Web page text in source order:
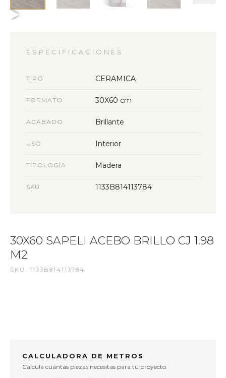
ESPECIFICACIONES
TIPO CERAMICA
FORMATO 30X60 cm
ACABADO Brillante
USO Interior
TIPOLOGÍA Madera
SKU 1133B814113784
30X60 SAPELI ACEBO BRILLO CJ 1.98
M2
SKU: 1133B814113784
CALCULADORA DE METROS
Calcula cuántas piezas necesitas para tu proyecto.